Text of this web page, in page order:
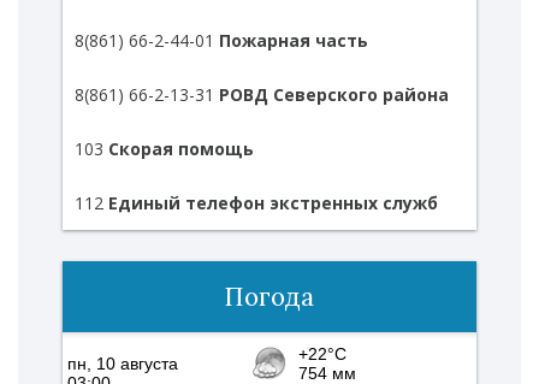
8(861) 66-2-44-01 Пожарная часть
8(861) 66-2-13-31 РОВД Северского района
103 Скорая помощь
112Единый телефон экстренных служб
Погода